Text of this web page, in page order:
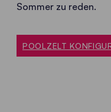
Sommer zu reden.
POOLZELT